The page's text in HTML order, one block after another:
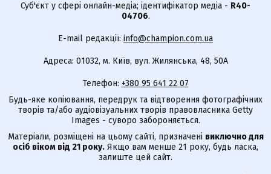
Суб'єкт у сфері онлайн-медіа; ідентифікатор медіа - R40-
04706.
E-mail редакції: info@champion.com.ua
Адреса: 01032, м. Київ, вул. Жилянська, 48, 50А
Телефон: +380 95 641 22 07
Будь-яке копіювання, передрук та відтворення фотографічних
творів та/або аудіовізуальних творів правовласника Getty
Images - суворо забороняється.
Матеріали, розміщені на цьому сайті, призначені виключно для
осіб віком від 21 року. Якщо вам менше 21 року, будь ласка,
залиште цей сайт.